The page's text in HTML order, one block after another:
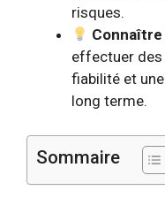
risques.
effectuer
fiabilité et
long terme.
Sommaire